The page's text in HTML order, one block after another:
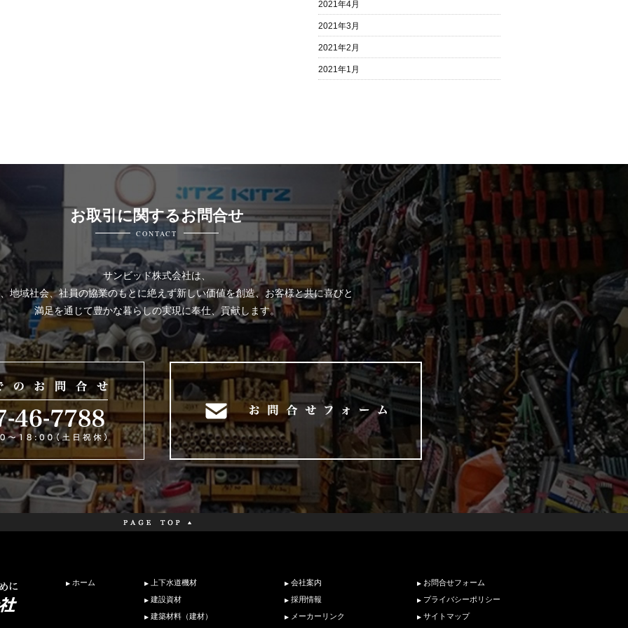
2021年4月
2021年3月
2021年2月
2021年1月
お取引に関するお問合せ
CONTACT
サンビッド株式会社は、
地域社会、社員の協業のもとに絶えず新しい価値を創造、お客様と共に喜びと
満足を通じて豊かな暮らしの実現に奉仕、貢献します。
ホーム
上下水道機材
建設資材
建築材料（建材）
会社案内
採用情報
メーカーリンク
お問合せフォーム
プライバシーポリシー
サイトマップ